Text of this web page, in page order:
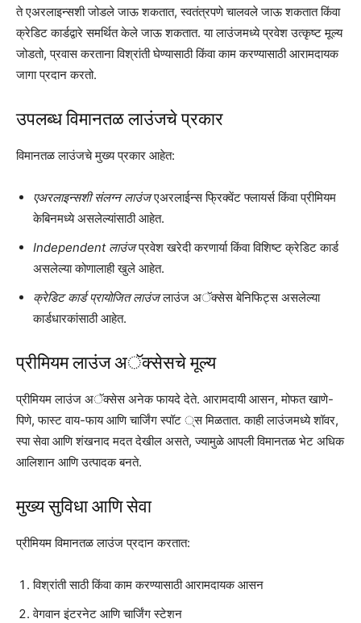
ते एअरलाइन्सशी जोडले जाऊ शकतात, स्वतंत्रपणे चालवले जाऊ शकतात किंवा
क्रेडिट कार्डद्वारे समर्थित केले जाऊ शकतात. या लाउंजमध्ये प्रवेश उत्कृष्ट मूल्य
जोडतो, प्रवास करताना विश्रांती घेण्यासाठी किंवा काम करण्यासाठी आरामदायक
जागा प्रदान करतो.
उपलब्ध विमानतळ लाउंजचे प्रकार
विमानतळ लाउंजचे मुख्य प्रकार आहेत:
एअरलाइन्सशी संलग्न लाउंजएअरलाईन्स फ्रिक्वेंट फ्लायर्स किंवा प्रीमियम
केबिनमध्ये असलेल्यांसाठी आहेत.
Independent लाउंजप्रवेश खरेदी करणार्या किंवा विशिष्ट क्रेडिट कार्ड
असलेल्या कोणालाही खुले आहेत.
क्रेडिट कार्ड प्रायोजित लाउंजलाउंज अॅक्सेस बेनिफिट्स असलेल्या
कार्डधारकांसाठी आहेत.
प्रीमियम लाउंज अॅक्सेसचे मूल्य
प्रीमियम लाउंज अॅक्सेस अनेक फायदे देते. आरामदायी आसन, मोफत खाणे-
पिणे, फास्ट वाय-फाय आणि चार्जिंग स्पॉट ्स मिळतात. काही लाउंजमध्ये शॉवर,
स्पा सेवा आणि शंखनाद मदत देखील असते, ज्यामुळे आपली विमानतळ भेट अधिक
आलिशान आणि उत्पादक बनते.
मुख्य सुविधा आणि सेवा
प्रीमियम विमानतळ लाउंज प्रदान करतात:
विश्रांती साठी किंवा काम करण्यासाठी आरामदायक आसन
वेगवान इंटरनेट आणि चार्जिंग स्टेशन